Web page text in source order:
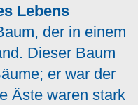
Lebens
der in einem
Dieser Baum
er war der
Äste waren stark